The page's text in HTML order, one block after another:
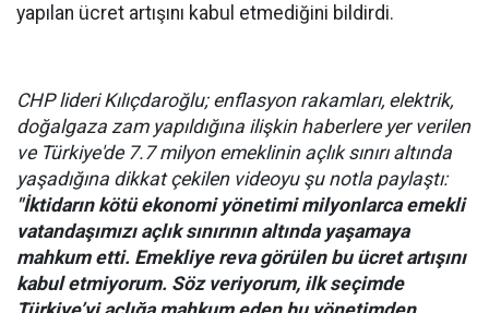
yapılan ücret artışını kabul etmediğini bildirdi.
CHP lideri Kılıçdaroğlu; enflasyon rakamları, elektrik,
doğalgaza zam yapıldığına ilişkin haberlere yer verilen
ve Türkiye'de 7.7 milyon emeklinin açlık sınırı altında
yaşadığına dikkat çekilen videoyu şu notla paylaştı:
"İktidarın kötü ekonomi yönetimi milyonlarca emekli
vatandaşımızı açlık sınırının altında yaşamaya
mahkum etti. Emekliye reva görülen bu ücret artışını
kabul etmiyorum. Söz veriyorum, ilk seçimde